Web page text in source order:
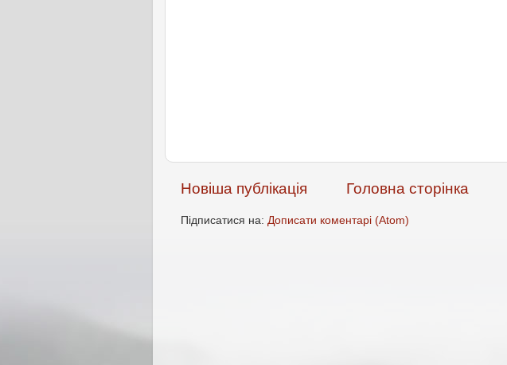
Новіша публікація Головна сторінка
Підписатися на: Дописати коментарі (Atom)